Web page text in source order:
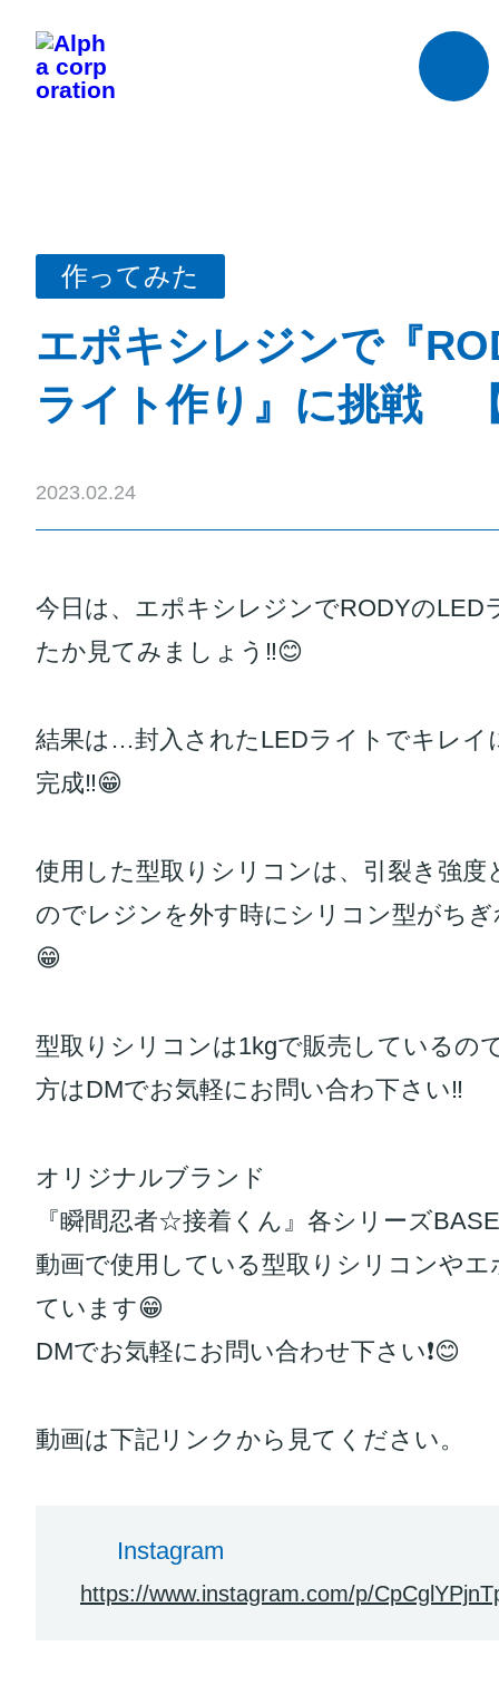
作ってみた
エポキシレジンで『
ライト作り』に挑戦
2023.02.24
今日は、エポキシレジンでRODYのLED
たか見てみましょう‼️😊
結果は…封入されたLEDライトでキレイ
完成‼️😁
使用した型取りシリコンは、引裂き強度
のでレジンを外す時にシリコン型がち
😁
型取りシリコンは1kgで販売しているの
方はDMでお気軽にお問い合わ下さい‼️
オリジナルブランド
『瞬間忍者☆接着くん』各シリーズ
動画で使用している型取りシリコンや
ています😁
DMでお気軽にお問い合わせ下さい❗️😊
動画は下記リンクから見てください。
Instagram
https://www.instagram.com/p/